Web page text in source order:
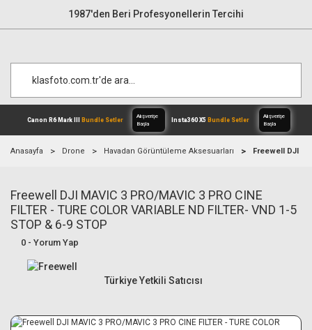
1987'den Beri Profesyonellerin Tercihi
Canon R6 Mark IIIBundle Setler
Alışverişe
Başla
Anasayfa Drone Havadan Görüntüleme Aksesuarları Freewell DJI
Freewell DJI MAVIC 3 PRO/MAVIC 3 PRO CINE
FILTER - TURE COLOR VARIABLE ND FILTER- VND 1-5
STOP & 6-9 STOP
0 - Yorum Yap
Türkiye Yetkili Satıcısı